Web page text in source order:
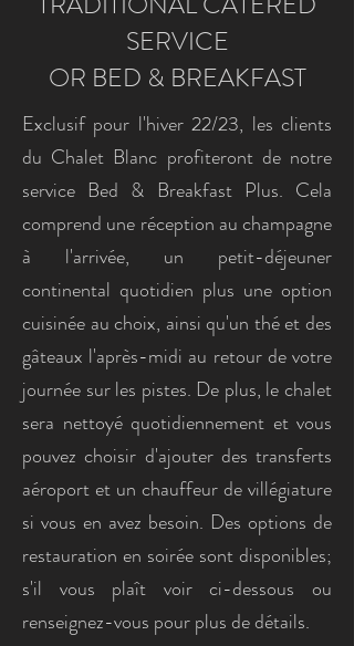
SERVICE
OR BED & BREAKFAST
Exclusif pour l'hiver 22/23, les clients
du Chalet Blanc profiteront de notre
service Bed & Breakfast Plus. Cela
comprend une réception au champagne
à l'arrivée, un petit-déjeuner
continental quotidien plus une option
cuisinée au choix, ainsi qu'un thé et des
gâteaux l'après-midi au retour de votre
journée sur les pistes. De plus, le chalet
sera nettoyé quotidiennement et vous
pouvez choisir d'ajouter des transferts
aéroport et un chauffeur de villégiature
si vous en avez besoin. Des options de
restauration en soirée sont disponibles;
s'il vous plaît voir ci-dessous ou
renseignez-vous pour plus de détails.